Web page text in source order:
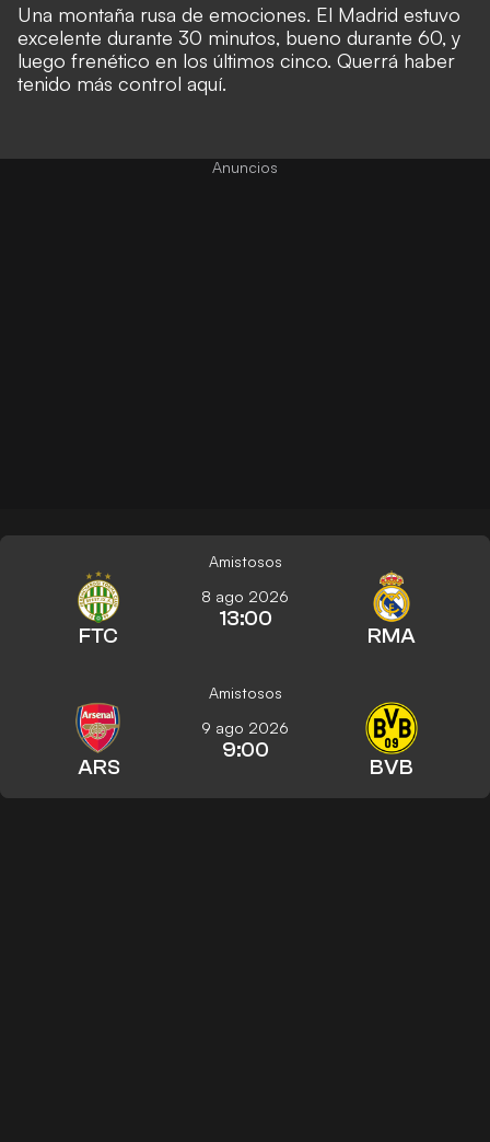
Una montaña rusa de emociones. El Madrid estuvo
excelente durante 30 minutos, bueno durante 60, y
luego frenético en los últimos cinco. Querrá haber
tenido más control aquí.
Amistosos
FTC
8 ago 2026
13:00
RMA
Amistosos
ARS
9 ago 2026
9:00
BVB